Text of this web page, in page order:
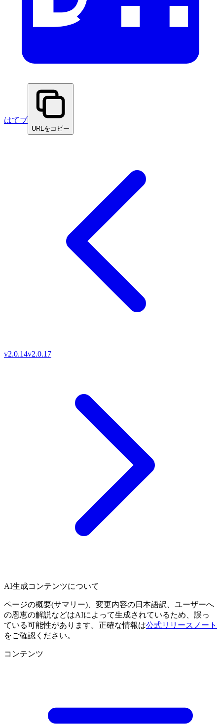
はてブ
URLをコピー
v2.0.14v2.0.17
AI生成コンテンツについて
ページの概要(サマリー)、変更内容の日本語訳、ユーザーへ
の恩恵の解説などはAIによって生成されているため、誤っ
ている可能性があります。正確な情報は公式リリースノート
をご確認ください。
コンテンツ